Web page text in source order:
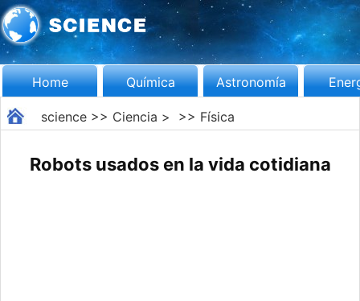
Home Química Astronomía
science>> Ciencia > >> Física
Robots usados en la vida cotidiana